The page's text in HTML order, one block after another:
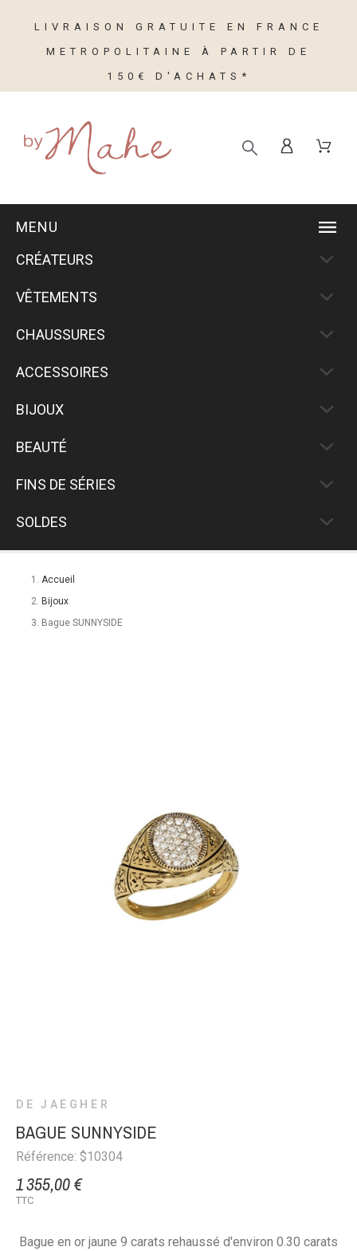
LIVRAISON GRATUITE EN FRANCE
METROPOLITAINE À PARTIR DE
150€ D'ACHATS*
MENU
CRÉATEURS
VÊTEMENTS
CHAUSSURES
ACCESSOIRES
BIJOUX
BEAUTÉ
FINS DE SÉRIES
SOLDES
Accueil
Bijoux
Bague SUNNYSIDE
DE JAEGHER
BAGUE SUNNYSIDE
Référence: $10304
1 355,00 €
TTC
Bague en or jaune 9 carats rehaussé d'environ 0.30 carats